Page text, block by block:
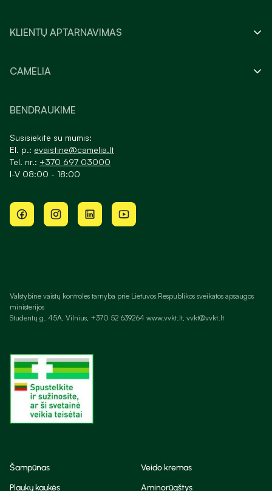
KLIENTŲ APTARNAVIMAS
CAMELIA
BENDRAUKIME
Susisiekite su mumis:
El. p.: evaistine@camelia.lt
Tel. nr.: +370 697 03000
I-V 08:00 - 18:00
Valstybinė vaistų kontrolės tarnyba prie Lietuvos Respublikos sveikatos apsaugos
ministerijos
Studentų g. 45A, Vilnius, +370 52 639264 www.vvkt.lt, vvkt@vvkt.lt
Šampūnas
Veido kremas
Plaukų kaukės
Aminorūgštys